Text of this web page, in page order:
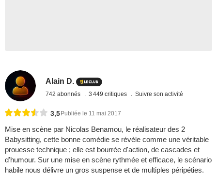
Alain D.
742 abonnés 3 449 critiques Suivre son activité
3,5 Publiée le 11 mai 2017
Mise en scène par Nicolas Benamou, le réalisateur des 2
Babysitting, cette bonne comédie se révèle comme une véritable
prouesse technique ; elle est bourrée d'action, de cascades et
d'humour. Sur une mise en scène rythmée et efficace, le scénario
habile nous délivre un gros suspense et de multiples péripéties.